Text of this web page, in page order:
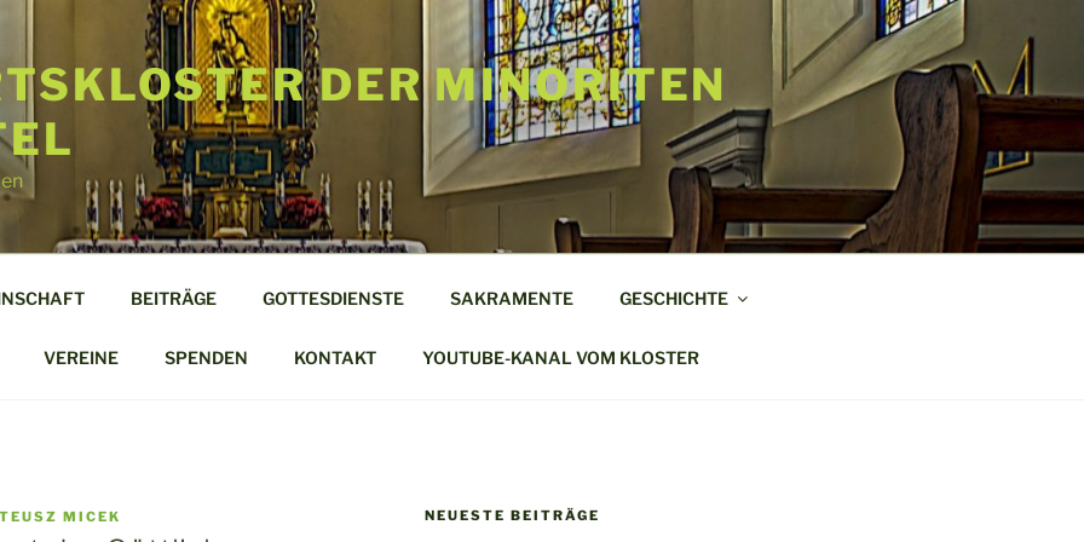
DER MINORITEN
BEITRÄGE GOTTESDIENSTE SAKRAMENTE GESCHICHTE
VEREINE SPENDEN KONTAKT YOUTUBE-KANAL VOM KLOSTER
MICEK NEUESTE BEITRÄGE